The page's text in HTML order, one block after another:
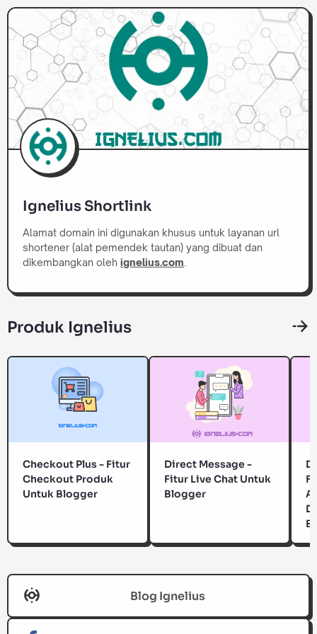
Ignelius Shortlink
Alamat domain ini digunakan khusus untuk layanan url
shortener (alat pemendek tautan) yang dibuat dan
dikembangkan oleh ignelius.com
Produk Ignelius
Checkout Plus - Fitur
Checkout Produk
Untuk Blogger
Direct Message -
Fitur Live Chat Untuk
Blogger
Blog Ignelius